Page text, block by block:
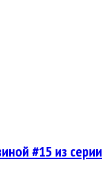
#15 из серии